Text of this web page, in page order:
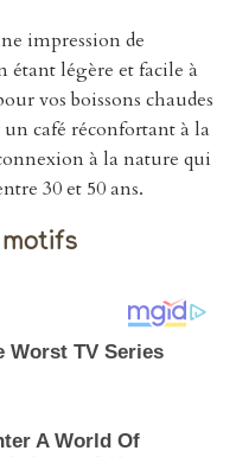
impression de
étant légère et facile à
vos boissons chaudes
café réconfortant à la
à la nature qui
30 et 50 ans.